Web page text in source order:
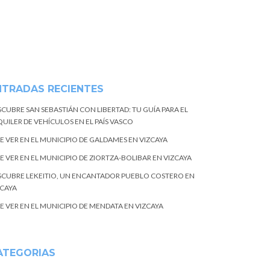
RECIENTES
SAN SEBASTIÁN CON LIBERTAD: TU GUÍA PARA EL
DE VEHÍCULOS EN EL PAÍS VASCO
VER EN EL MUNICIPIO DE GALDAMES EN VIZCAYA
VER EN EL MUNICIPIO DE ZIORTZA-BOLIBAR EN VIZCAYA
LEKEITIO, UN ENCANTADOR PUEBLO COSTERO EN
VER EN EL MUNICIPIO DE MENDATA EN VIZCAYA